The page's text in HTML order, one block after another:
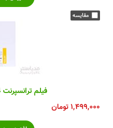
فیلم ترانسپرنت A4 جوهرافشان
۱,۴۹۹,۰۰۰تومان